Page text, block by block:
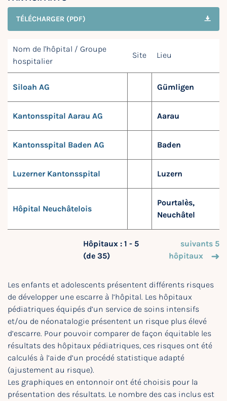
TÉLÉCHARGER (PDF)
Nom de l'hôpital / Groupe
hospitalier
Site Lieu
Siloah AG Gümligen
Kantonsspital Aarau AG Aarau
Kantonsspital Baden AG Baden
Luzerner Kantonsspital Luzern
Hôpital Neuchâtelois
Pourtalès,
Neuchâtel
Hôpitaux : 1 - 5
(de 35)
suivants 5
hôpitaux
Les enfants et adolescents présentent différents risques
de développer une escarre à l’hôpital. Les hôpitaux
pédiatriques équipés d’un service de soins intensifs
et/ou de néonatalogie présentent un risque plus élevé
d’escarre. Pour pouvoir comparer de façon équitable les
résultats des hôpitaux pédiatriques, ces risques ont été
calculés à l’aide d’un procédé statistique adapté
(ajustement au risque).
Les graphiques en entonnoir ont été choisis pour la
présentation des résultats. Le nombre des cas inclus est